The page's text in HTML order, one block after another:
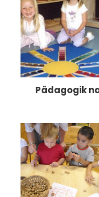
Pädagogik